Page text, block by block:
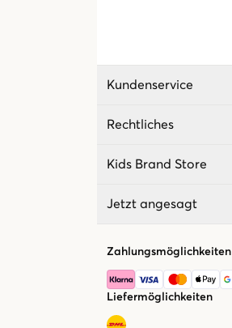
Kundenservice
Rechtliches
Kids Brand Store
Jetzt angesagt
Zahlungsmöglichkeiten
Liefermöglichkeiten